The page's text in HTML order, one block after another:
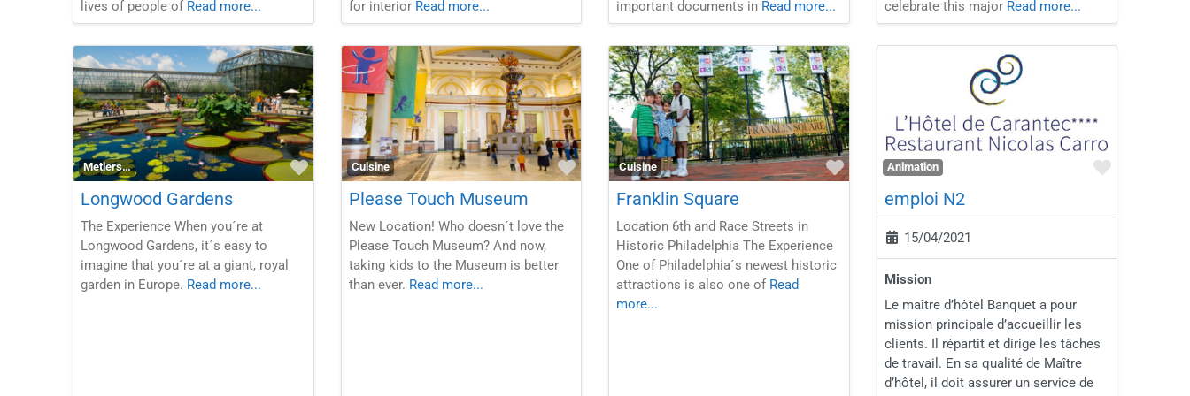
lives of people of Read more... for interior Read more... important documents in Read more... celebrate this major Read more...
Metiers…
Favorite
Longwood Gardens
The Experience When you´re at
Longwood Gardens, it´s easy to
imagine that you´re at a giant, royal
garden in Europe. Read more...
Cuisine
Favorite
Please Touch Museum
New Location! Who doesn´t love the
Please Touch Museum? And now,
taking kids to the Museum is better
than ever. Read more...
Cuisine
Favorite
Franklin Square
Location 6th and Race Streets in
Historic Philadelphia The Experience
One of Philadelphia´s newest historic
attractions is also one of Read
more...
Animation
Favorite
emploi N2
15/04/2021
Mission
Le maître d’hôtel Banquet a pour
mission principale d’accueillir les
clients. Il répartit et dirige les tâches
de travail. En sa qualité de Maître
d’hôtel, il doit assurer un service de